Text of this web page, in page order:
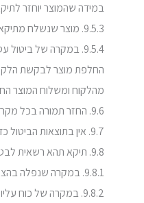
במידה שהמוצר יוחזר
9.5.3. מוצר שנשלח מתיקא לביתך כמוהו כמוצר שהתקבל. היה וסירבת לקבל את החבילה יהיה בכך משום הוראה למשלח להחזיר המוצר לתיקא, על חשבונך ובעלות משלוח בסך 30 ש"ח כולל מע"מ.
מהלקוח ומשלוח המוצר
9.6. החזר תמורה בכל מקרה של ביטול יתבצע באותו אופן בו התבצע התשלום ועל פי הוראות החוק.
9.7. אין בתוצאות הביטול כדי לגרוע מזכותה של תיקא לתבוע נזקים, בשל כך שערך המוצר פחת כתוצאה מהרעה משמעותית במצבו.
9.8. תיקא תהא רשאית לבטל הזמנה ו/או מכירה כולה או חלקה:
9.8.1. במקרה שנפלה בהצעה טעות קולמוס, בין אם במחיר המוצר ובין אם בתיאור המוצר;
9.8.2. במקרה של כוח עליון, פעולות מלחמה, איבה או טרור המונעים את המשך המכירה, ביצועה או השתתפות במכירה באופן תקין;